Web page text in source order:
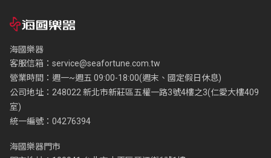
海國樂器
客服信箱： service@seafortune.com.tw
營業時間：週一~週五 09:00-18:00(週末、國定假日休息)
公司地址：248022 新北市新莊區五權一路3號4樓之3(仁愛大樓409
室)
統一編號：04276394
海國樂器門市